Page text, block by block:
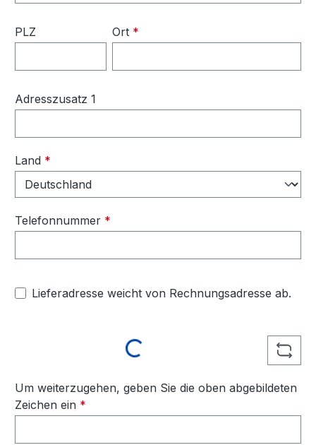
PLZ Ort *
Adresszusatz 1
Land *
Telefonnummer *
Lieferadresse weicht von Rechnungsadresse ab.
Loading...
Um weiterzugehen, geben Sie die oben abgebildeten
Zeichen ein *